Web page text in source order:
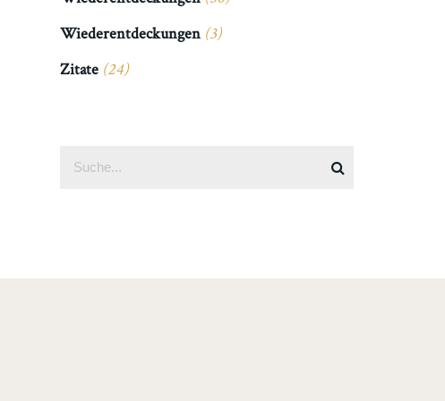
Wiederentdeckungen (3)
Zitate (24)